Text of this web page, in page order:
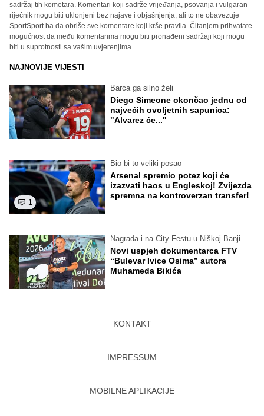
sadržaj tih kometara. Komentari koji sadrže vrijeđanja, psovanja i vulgaran
riječnik mogu biti uklonjeni bez najave i objašnjenja, ali to ne obavezuje
SportSport.ba da obriše sve komentare koji krše pravila. Čitanjem prihvatate
mogućnost da među komentarima mogu biti pronađeni sadržaji koji mogu
biti u suprotnosti sa vašim uvjerenjima.
NAJNOVIJE VIJESTI
Barca ga silno želi
Diego Simeone okončao jednu od
najvećih ovoljetnih sapunica:
"Alvarez će..."
1
Bio bi to veliki posao
Arsenal spremio potez koji će
izazvati haos u Engleskoj! Zvijezda
spremna na kontroverzan transfer!
Nagrada i na City Festu u Niškoj Banji
Novi uspjeh dokumentarca FTV
“Bulevar Ivice Osima” autora
Muhameda Bikića
KONTAKT
IMPRESSUM
MOBILNE APLIKACIJE